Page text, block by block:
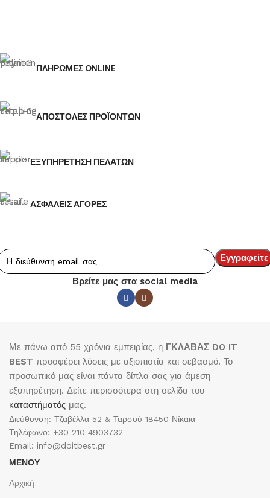
ΠΛΗΡΩΜΕΣ ONLINE
ΑΠΟΣΤΟΛΕΣ ΠΡΟΪΟΝΤΩΝ
ΕΞΥΠΗΡΕΤΗΣΗ ΠΕΛΑΤΩΝ
ΑΣΦΑΛΕΙΣ ΑΓΟΡΕΣ
Βρείτε μας στα social media
Με πάνω από 55 χρόνια εμπειρίας, η ΓΚΛΑΒΑΣ DO IT
BEST προσφέρει λύσεις με αξιοπιστία και σεβασμό. Το
προσωπικό μας είναι πάντα δίπλα σας για άμεση
εξυπηρέτηση. Δείτε περισσότερα στη σελίδα του
καταστήματός μας.
Διεύθυνση: Τζαβέλλα 52 & Ταρσού 18450 Νίκαια
Τηλέφωνο: +30 210 4903732
Email: info@doitbest.gr
ΜΕΝΟΥ
Αρχική